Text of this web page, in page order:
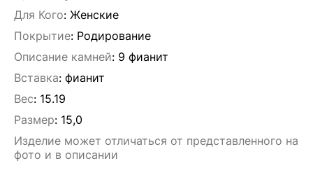
Для Кого: Женские
Покрытие: Родирование
Описание камней: 9 фианит
Вставка: фианит
Вес: 15.19
Размер: 15,0
Изделие может отличаться от представленного на
фото и в описании